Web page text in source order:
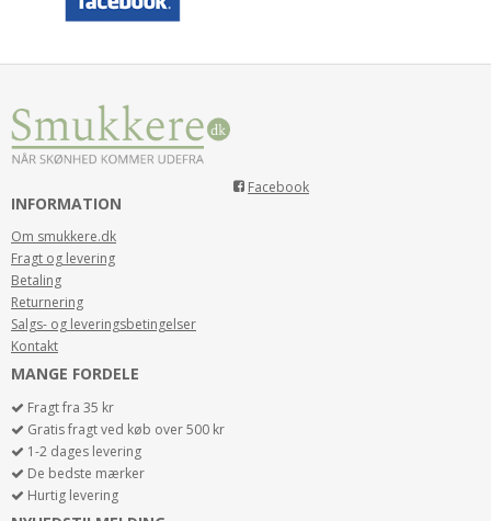
Facebook
INFORMATION
Om smukkere.dk
Fragt og levering
Betaling
Returnering
Salgs- og leveringsbetingelser
Kontakt
MANGE FORDELE
Fragt fra 35 kr
Gratis fragt ved køb over 500 kr
1-2 dages levering
De bedste mærker
Hurtig levering